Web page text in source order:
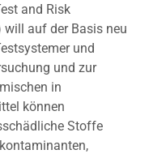
and Risk
auf der Basis neu
und
und zur
in
können
Stoffe